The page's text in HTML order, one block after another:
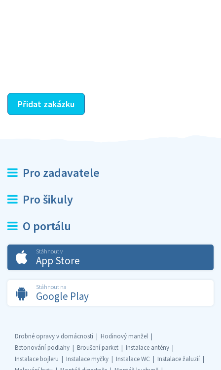
Přidat zakázku
Pro zadavatele
Pro šikuly
O portálu
Stáhnout v
App Store
Stáhnout na
Google Play
Drobné opravy v domácnosti
Hodinový manžel
Betonování podlahy
Broušení parket
Instalace antény
Instalace bojleru
Instalace myčky Instalace WC
Instalace žaluzií